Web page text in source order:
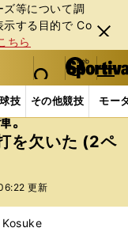
等について調
⽰する⽬的で Co
ちら
閉じ
る
web Sportiva (webスポルティーバ)
検索
マイペ
ー
ジ
メニュ
技 その他競技 モー
ー 海外サッカー
。
を欠いた (2ペ
更新